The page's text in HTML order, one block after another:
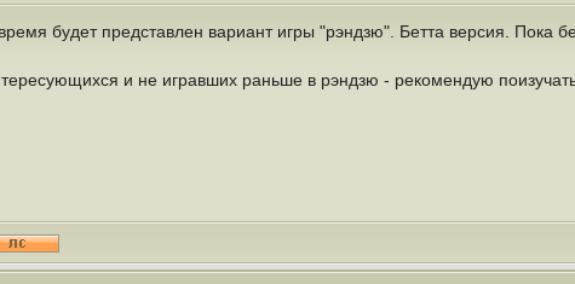
будет представлен вариант игры "рэндзю". Бетта версия. Пока
и не игравших раньше в рэндзю - рекомендую